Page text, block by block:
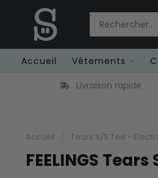
Accueil Vêtements
Livraison rapide
Accueil Tears S/S Tee -
FEELINGS